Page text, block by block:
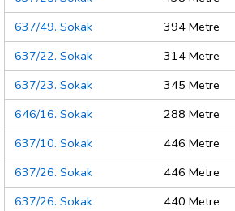
637/49. Sokak
394 Metre
637/22. Sokak
314 Metre
637/23. Sokak
345 Metre
646/16. Sokak
288 Metre
637/10. Sokak
446 Metre
637/26. Sokak
446 Metre
637/26. Sokak
440 Metre